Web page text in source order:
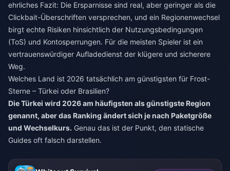
ehrliches Fazit: Die Ersparnisse sind real, aber geringer als die
Clickbait-Überschriften versprechen, und ein Regionenwechsel
birgt echte Risiken hinsichtlich der Nutzungsbedingungen
(ToS) und Kontosperrungen. Für die meisten Spieler ist ein
vertrauenswürdiger Aufladedienst der klügere und sicherere
Weg.
Welches Land ist 2026 tatsächlich am günstigsten für Frost-
Sterne – Türkei oder Brasilien?
Die Türkei wird 2026 am häufigsten als günstigste Region
genannt, aber das Ranking ändert sich je nach Paketgröße
und Wechselkurs. Genau das ist der Punkt, den statische
Guides oft falsch darstellen.